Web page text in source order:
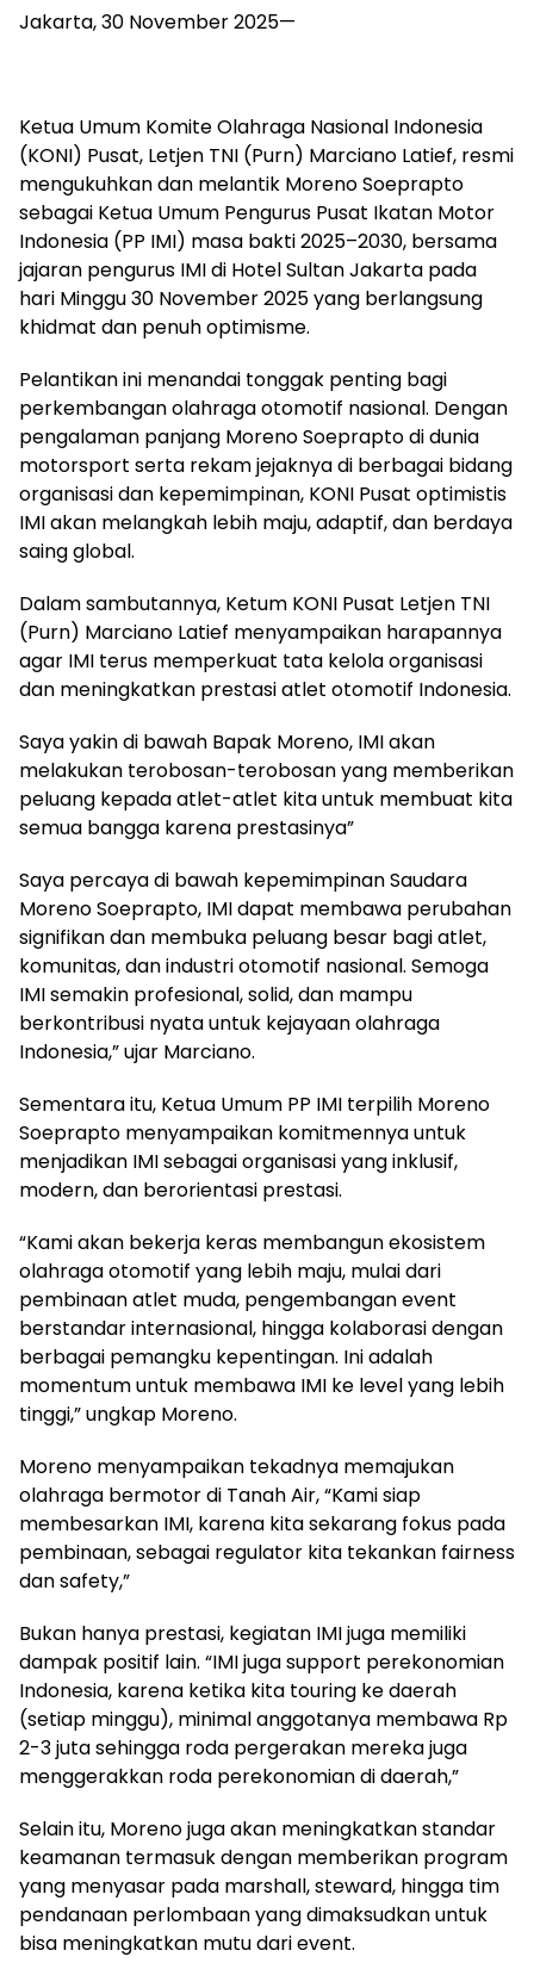
Jakarta, 30 November 2025—
Ketua Umum Komite Olahraga Nasional Indonesia
(KONI) Pusat, Letjen TNI (Purn) Marciano Latief, resmi
mengukuhkan dan melantik Moreno Soeprapto
sebagai Ketua Umum Pengurus Pusat Ikatan Motor
Indonesia (PP IMI) masa bakti 2025–2030, bersama
jajaran pengurus IMI di Hotel Sultan Jakarta pada
hari Minggu 30 November 2025 yang berlangsung
khidmat dan penuh optimisme.
Pelantikan ini menandai tonggak penting bagi
perkembangan olahraga otomotif nasional. Dengan
pengalaman panjang Moreno Soeprapto di dunia
motorsport serta rekam jejaknya di berbagai bidang
organisasi dan kepemimpinan, KONI Pusat optimistis
IMI akan melangkah lebih maju, adaptif, dan berdaya
saing global.
Dalam sambutannya, Ketum KONI Pusat Letjen TNI
(Purn) Marciano Latief menyampaikan harapannya
agar IMI terus memperkuat tata kelola organisasi
dan meningkatkan prestasi atlet otomotif Indonesia.
Saya yakin di bawah Bapak Moreno, IMI akan
melakukan terobosan-terobosan yang memberikan
peluang kepada atlet-atlet kita untuk membuat kita
semua bangga karena prestasinya”
Saya percaya di bawah kepemimpinan Saudara
Moreno Soeprapto, IMI dapat membawa perubahan
signifikan dan membuka peluang besar bagi atlet,
komunitas, dan industri otomotif nasional. Semoga
IMI semakin profesional, solid, dan mampu
berkontribusi nyata untuk kejayaan olahraga
Indonesia,” ujar Marciano.
Sementara itu, Ketua Umum PP IMI terpilih Moreno
Soeprapto menyampaikan komitmennya untuk
menjadikan IMI sebagai organisasi yang inklusif,
modern, dan berorientasi prestasi.
“Kami akan bekerja keras membangun ekosistem
olahraga otomotif yang lebih maju, mulai dari
pembinaan atlet muda, pengembangan event
berstandar internasional, hingga kolaborasi dengan
berbagai pemangku kepentingan. Ini adalah
momentum untuk membawa IMI ke level yang lebih
tinggi,” ungkap Moreno.
Moreno menyampaikan tekadnya memajukan
olahraga bermotor di Tanah Air, “Kami siap
membesarkan IMI, karena kita sekarang fokus pada
pembinaan, sebagai regulator kita tekankan fairness
dan safety,”
Bukan hanya prestasi, kegiatan IMI juga memiliki
dampak positif lain. “IMI juga support perekonomian
Indonesia, karena ketika kita touring ke daerah
(setiap minggu), minimal anggotanya membawa Rp
2-3 juta sehingga roda pergerakan mereka juga
menggerakkan roda perekonomian di daerah,”
Selain itu, Moreno juga akan meningkatkan standar
keamanan termasuk dengan memberikan program
yang menyasar pada marshall, steward, hingga tim
pendanaan perlombaan yang dimaksudkan untuk
bisa meningkatkan mutu dari event.